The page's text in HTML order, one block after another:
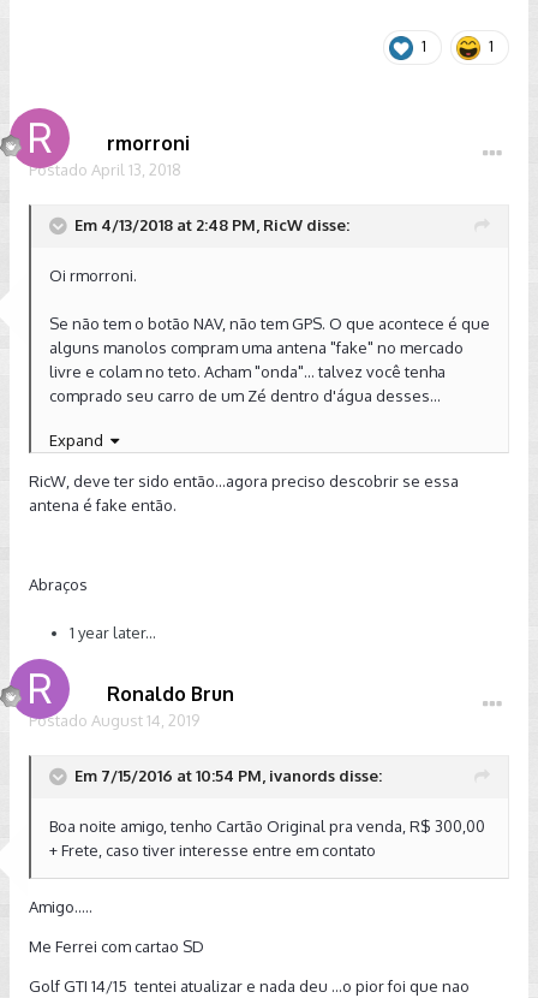
1 1
rmorroni
Postado April 13, 2018
Em 4/13/2018 at 2:48 PM, RicW disse:
Oi rmorroni.
Se não tem o botão NAV, não tem GPS. O que acontece é que
alguns manolos compram uma antena "fake" no mercado
livre e colam no teto. Acham "onda"... talvez você tenha
comprado seu carro de um Zé dentro d'água desses...
Abraço
Sent from my SM-G935F using Tapatalk
Expand
RicW, deve ter sido então...agora preciso descobrir se essa
antena é fake então.
Abraços
1 year later...
Ronaldo Brun
Postado August 14, 2019
Em 7/15/2016 at 10:54 PM, ivanords disse:
Boa noite amigo, tenho Cartão Original pra venda, R$ 300,00
+ Frete, caso tiver interesse entre em contato
Amigo.....
Me Ferrei com cartao SD
Golf GTI 14/15 tentei atualizar e nada deu ...o pior foi que nao